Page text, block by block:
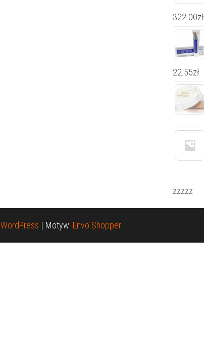
322.00zł
22.55zł
zzzzz
WordPress | Motyw: Envo Shopper